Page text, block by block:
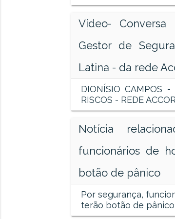
Vídeo-
Gestor de
Latina - da rede
DIONÍSIO CAMPOS -
RISCOS - REDE
Notícia
funcionários de
botão de pânico
Por segurança,
terão botão de pânico